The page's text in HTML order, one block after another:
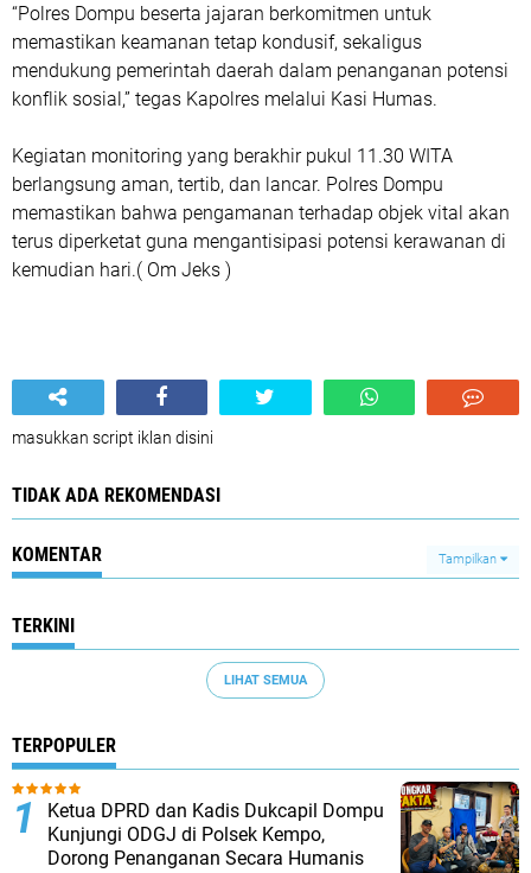
“Polres Dompu beserta jajaran berkomitmen untuk
memastikan keamanan tetap kondusif, sekaligus
mendukung pemerintah daerah dalam penanganan potensi
konflik sosial,” tegas Kapolres melalui Kasi Humas.
Kegiatan monitoring yang berakhir pukul 11.30 WITA
berlangsung aman, tertib, dan lancar. Polres Dompu
memastikan bahwa pengamanan terhadap objek vital akan
terus diperketat guna mengantisipasi potensi kerawanan di
kemudian hari.( Om Jeks )
masukkan script iklan disini
TIDAK ADA REKOMENDASI
KOMENTAR Tampilkan
TERKINI
LIHAT SEMUA
TERPOPULER
Ketua DPRD dan Kadis Dukcapil Dompu
Kunjungi ODGJ di Polsek Kempo,
Dorong Penanganan Secara Humanis